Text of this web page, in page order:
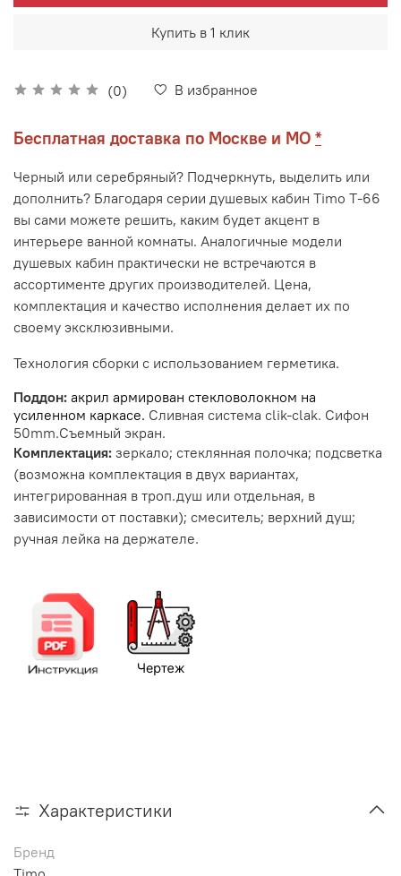
(0) В избранное
Купить в 1 клик
Бесплатная доставка по Москве и МО *
Черный или серебряный? Подчеркнуть, выделить или
дополнить? Благодаря серии душевых кабин Timo Т-66
вы сами можете решить, каким будет акцент в
интерьере ванной комнаты. Аналогичные модели
душевых кабин практически не встречаются в
ассортименте других производителей. Цена,
комплектация и качество исполнения делает их по
своему эксклюзивными.
Технология сборки с использованием герметика.
Поддон: акрил армирован стекловолокном на
усиленном каркасе. Сливная система clik-clak. Сифон
50mm.Съемный экран.
Комплектация: зеркало; стеклянная полочка; подсветка
(возможна комплектация в двух вариантах,
интегрированная в троп.душ или отдельная, в
зависимости от поставки); смеситель; верхний душ;
ручная лейка на держателе.
Характеристики
Бренд